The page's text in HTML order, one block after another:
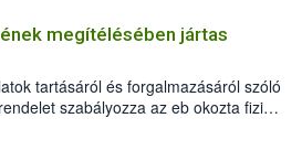
megítélésében jártas
tartásáról és forgalmazásáról szóló
szabályozza az eb okozta fizikai
keletkezésekor felmerülő
a veszélyes eb tartását és annak